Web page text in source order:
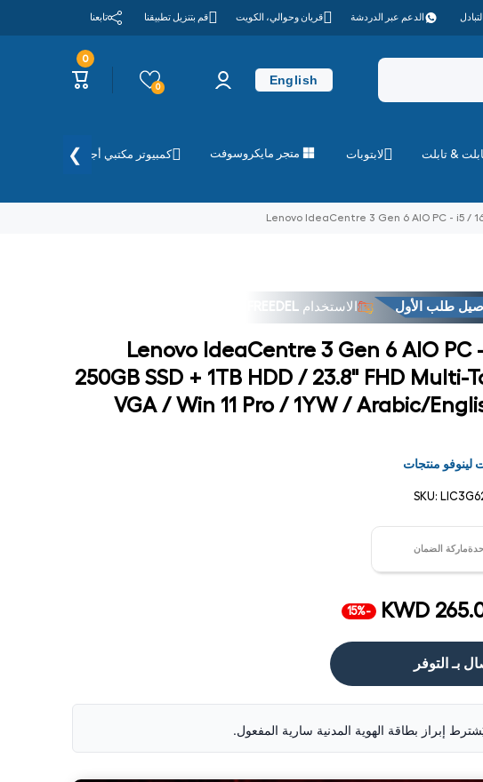
الدعم عبر الدردشة قريان وحوالي، الكويت قم بتنزيل تطبيقنا تابعنا
English
تسجيل
الدخول
0
عربة
التسوق
0 0
عناصر
& تابلت لابتوبات متجر مايكروسوفت كمبيوتر مكتبي أجهزة الكمبيوتر
❯
Lenovo IdeaCentre 3 Gen 6 AIO PC - i5 /
طلب الأول الاستخدام FREEDEL
Lenovo IdeaCentre 3 Gen 6 AIO PC
250GB SSD + 1TB HDD / 23.8" FHD Multi-
VGA / Win 11 Pro / 1YW / Arabic/
لينوفو منتجات
SKU:
الضمان
KWD
-15%
بـ التوفر
إبراز بطاقة الهوية المدنية سارية المفعول.